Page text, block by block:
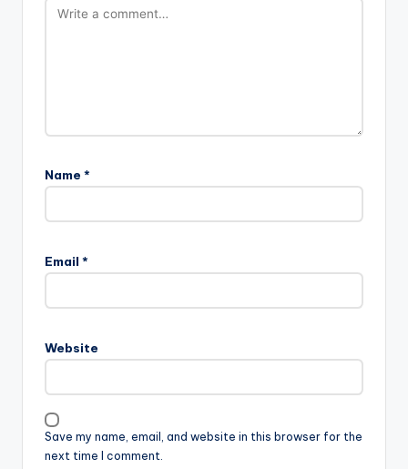
Name *
Email *
Website
Save my name, email, and website in this browser for the
next time I comment.